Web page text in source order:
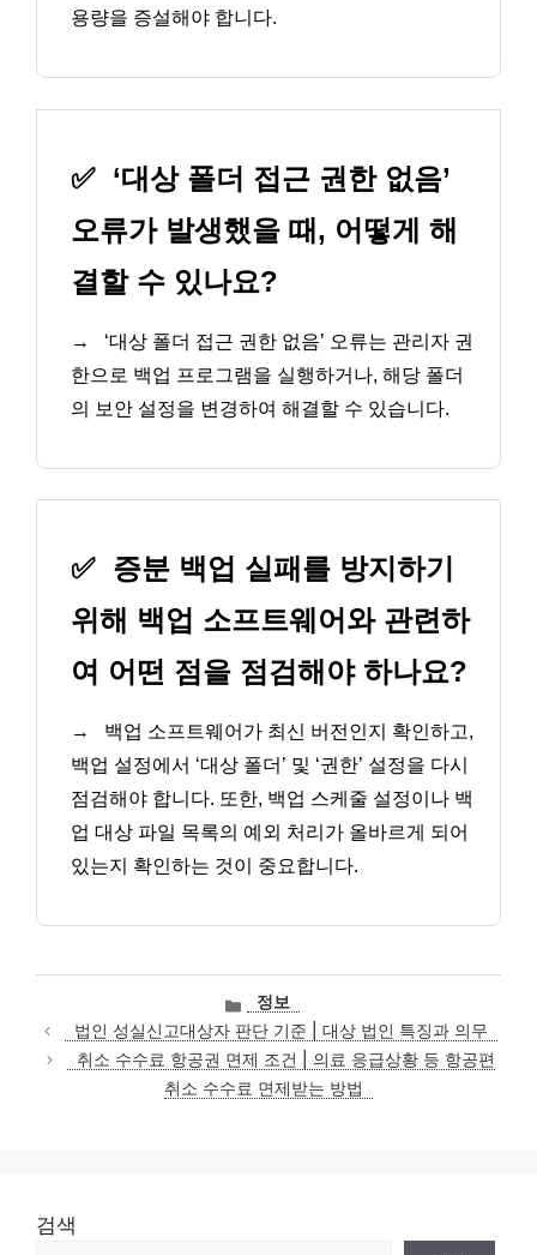
용량을 증설해야 합니다.
✅ ‘대상 폴더 접근 권한 없음’
오류가 발생했을 때, 어떻게 해
결할 수 있나요?
→
‘대상 폴더 접근 권한 없음’ 오류는 관리자 권
한으로 백업 프로그램을 실행하거나, 해당 폴더
의 보안 설정을 변경하여 해결할 수 있습니다.
✅ 증분 백업 실패를 방지하기
위해 백업 소프트웨어와 관련하
여 어떤 점을 점검해야 하나요?
→
백업 소프트웨어가 최신 버전인지 확인하고,
백업 설정에서 ‘대상 폴더’ 및 ‘권한’ 설정을 다시
점검해야 합니다. 또한, 백업 스케줄 설정이나 백
업 대상 파일 목록의 예외 처리가 올바르게 되어
있는지 확인하는 것이 중요합니다.
카
테
고
리
정보
법인 성실신고대상자 판단 기준 | 대상 법인 특징과 의무
취소 수수료 항공권 면제 조건 | 의료 응급상황 등 항공편
취소 수수료 면제받는 방법
검색